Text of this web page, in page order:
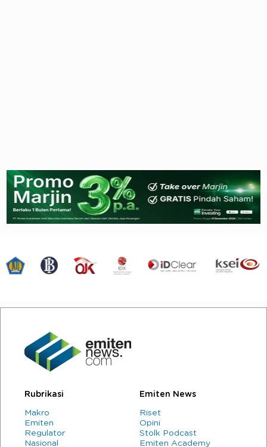
Rubrikasi
Makro
Emiten
Regulator
Nasional
Emiten News
Riset
Opini
Stolk Podcast
Emiten Academy